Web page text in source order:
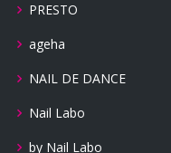
PRESTO
ageha
NAIL DE DANCE
Nail Labo
by Nail Labo